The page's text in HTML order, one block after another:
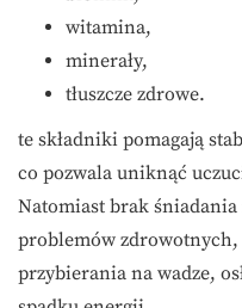
witamina,
minerały,
tłuszcze zdrowe.
te składniki pomagają
co pozwala uniknąć
Natomiast brak śniadania
problemów zdrowotnych,
przybierania na wadze,